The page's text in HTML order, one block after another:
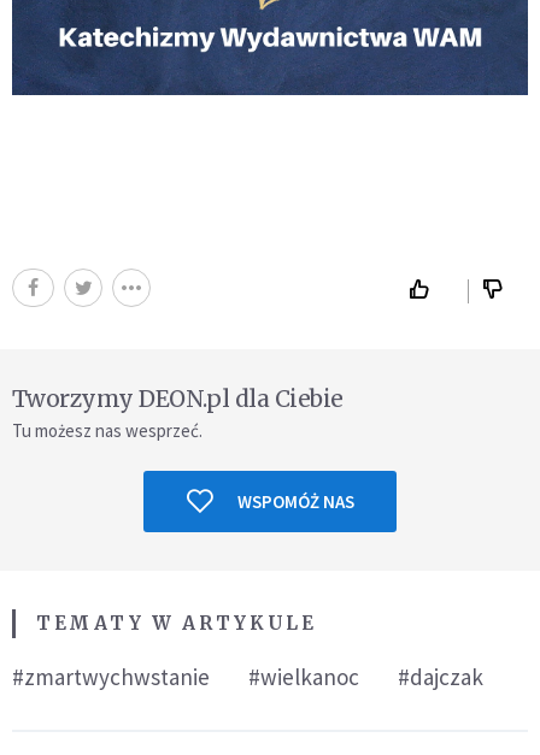
Tworzymy DEON.pl dla Ciebie
Tu możesz nas wesprzeć.
WSPOMÓŻ NAS
TEMATY W ARTYKULE
#zmartwychwstanie #wielkanoc #dajczak